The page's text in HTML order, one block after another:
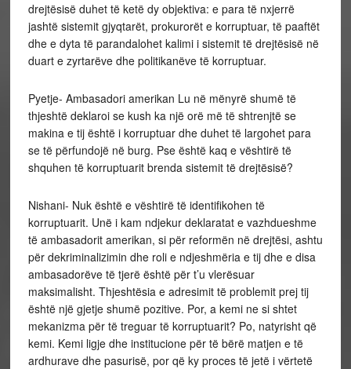
drejtësisë duhet të ketë dy objektiva: e para të nxjerrë
jashtë sistemit gjyqtarët, prokurorët e korruptuar, të paaftët
dhe e dyta të parandalohet kalimi i sistemit të drejtësisë në
duart e zyrtarëve dhe politikanëve të korruptuar.
Pyetje- Ambasadori amerikan Lu në mënyrë shumë të
thjeshtë deklaroi se kush ka një orë më të shtrenjtë se
makina e tij është i korruptuar dhe duhet të largohet para
se të përfundojë në burg. Pse është kaq e vështirë të
shquhen të korruptuarit brenda sistemit të drejtësisë?
Nishani- Nuk është e vështirë të identifikohen të
korruptuarit. Unë i kam ndjekur deklaratat e vazhdueshme
të ambasadorit amerikan, si për reformën në drejtësi, ashtu
për dekriminalizimin dhe roli e ndjeshmëria e tij dhe e disa
ambasadorëve të tjerë është për t’u vlerësuar
maksimalisht. Thjeshtësia e adresimit të problemit prej tij
është një gjetje shumë pozitive. Por, a kemi ne si shtet
mekanizma për të treguar të korruptuarit? Po, natyrisht që
kemi. Kemi ligje dhe institucione për të bërë matjen e të
ardhurave dhe pasurisë, por që ky proces të jetë i vërtetë